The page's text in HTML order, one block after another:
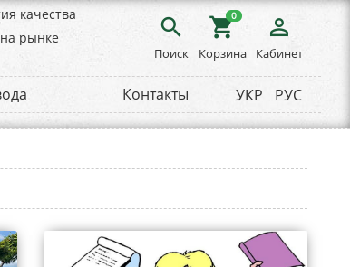
качества
рынке search
Поиск
shopping_cart
0
Корзина
person_outline
Кабинет
Контакты УКР РУС